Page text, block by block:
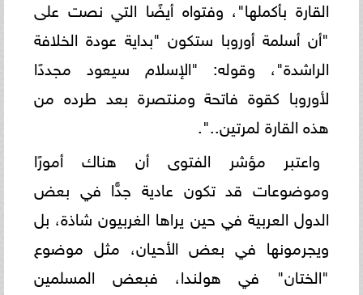
القارة بأكملها"، وفتواه أيضًا التي نصت على
"أن أسلمة أوروبا ستكون "بداية عودة الخلافة
الراشدة"، وقوله: "الإسلام سيعود مجددًا
لأوروبا كقوة فاتحة ومنتصرة بعد طرده من
هذه القارة لمرتين..".
واعتبر مؤشر الفتوى أن هناك أمورًا
وموضوعات قد تكون عادية جدًّا في بعض
الدول العربية في حين يراها الغربيون شاذة، بل
ويجرمونها في بعض الأحيان، مثل موضوع
"الختان" في هولندا، فبعض المسلمين